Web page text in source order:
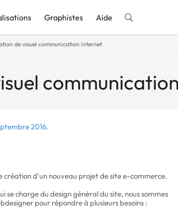
Graphistes Aide
de visuel communication internet
2016.
création d'un nouveau projet de site e-commerce.
se charge du design général du site, nous sommes
pour répondre à plusieurs besoins :